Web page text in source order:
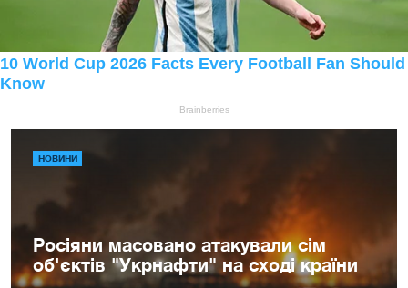
НОВИНИ
Росіяни масовано атакували сім
об'єктів "Укрнафти" на сході країни